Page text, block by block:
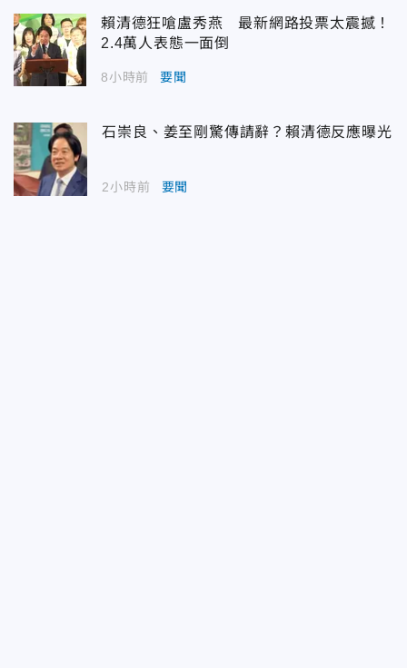
賴清德狂嗆盧秀燕 最新網路投票太震撼！
2.4萬人表態一面倒
8小時前 要聞
石崇良、姜至剛驚傳請辭？賴清德反應曝光
2小時前 要聞